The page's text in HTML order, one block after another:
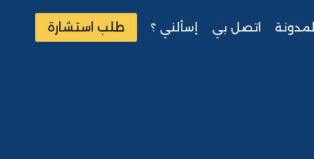
المدونة اتصل بي إسألني ؟ طلب استشارة